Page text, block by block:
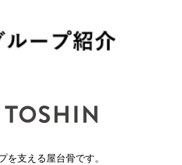
を支える屋台骨です。